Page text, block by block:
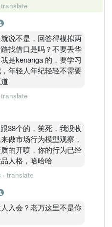
translate
说不是，回答得模拟两
找借口是吗？不要丢华
是kenanga 的，要学习
年轻人年纪轻轻不需要
translate
38个的，笑死，我没收
做市场行为模型观察，
的开喷，你的行为已经
人格，哈哈哈
· translate
入会？老万这里不是你